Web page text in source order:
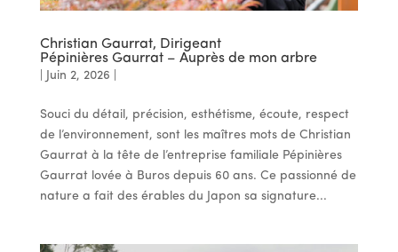
Christian Gaurrat, Dirigeant
Pépinières Gaurrat – Auprès de mon arbre
Juin 2, 2026
Souci du détail, précision, esthétisme, écoute, respect
de l’environnement, sont les maîtres mots de Christian
Gaurrat à la tête de l’entreprise familiale Pépinières
Gaurrat lovée à Buros depuis 60 ans. Ce passionné de
nature a fait des érables du Japon sa signature...